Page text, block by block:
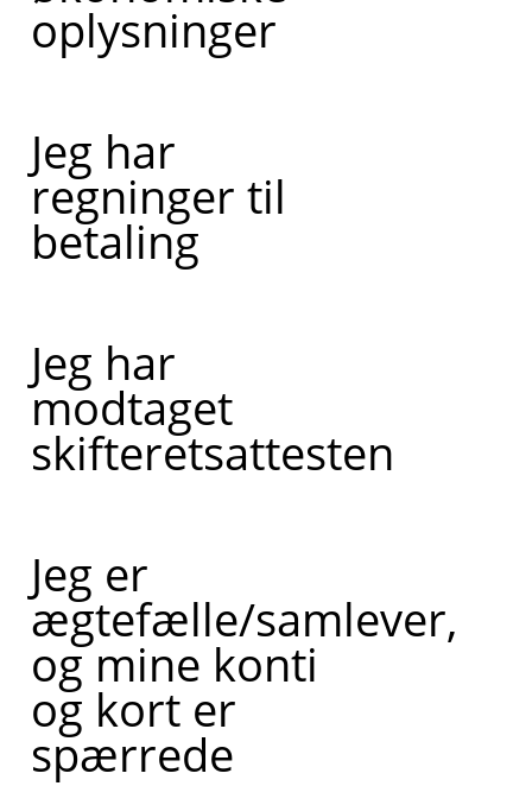
oplysninger
Jeg har
regninger til
betaling
Jeg har
modtaget
skifteretsattesten
Jeg er
ægtefælle/samlever,
og mine konti
og kort er
spærrede